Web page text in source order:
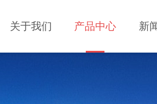
关于我们 产品中心 新